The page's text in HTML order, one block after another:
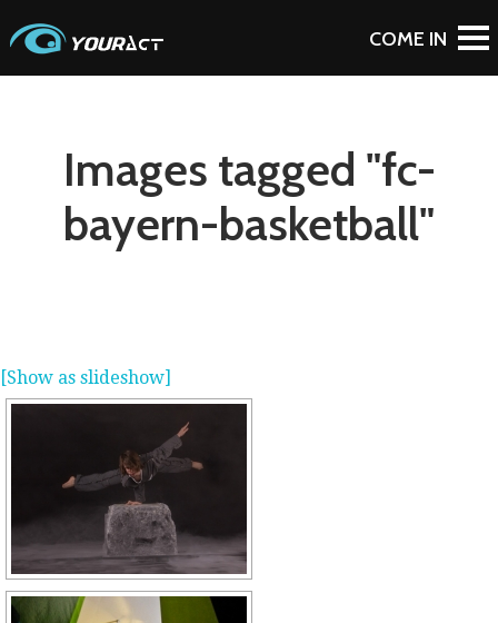
Images tagged "fc-
bayern-basketball"
[Show as slideshow]